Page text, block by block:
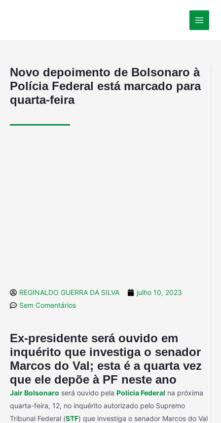
Novo depoimento de Bolsonaro à
Polícia Federal está marcado para
quarta-feira
REGINALDO GUERRA DA SILVA
julho 10, 2023
Sem Comentários
Ex-presidente será ouvido em
inquérito que investiga o senador
Marcos do Val; esta é a quarta vez
que ele depõe à PF neste ano
Jair Bolsonaro será ouvido pela Polícia Federal na próxima
quarta-feira, 12, no inquérito autorizado pelo Supremo
Tribunal Federal (STF) que investiga o senador Marcos do Val